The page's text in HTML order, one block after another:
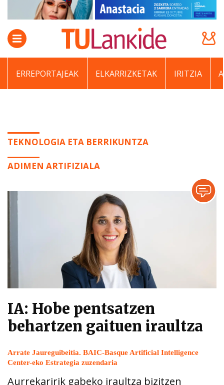
ERREPORTAJEAK ELKARRIZKETAK IRITZIA
TEKNOLOGIA ETA BERRIKUNTZA
ADIMEN ARTIFIZIALA
IA: Hobe pentsatzen
behartzen gaituen iraultza
Arrate Jaureguibeitia. BAIC-Basque Artificial Intelligence
Center-eko Estrategia zuzendaria
Aurrekaririk gabeko iraultza bizitzen